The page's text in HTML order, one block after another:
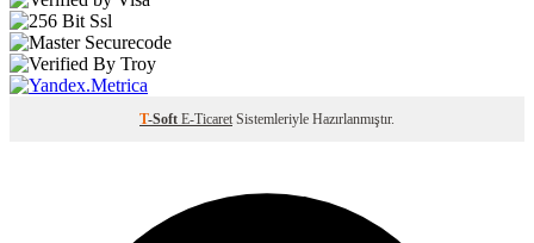
T-Soft E-Ticaret Sistemleriyle Hazırlanmıştır.